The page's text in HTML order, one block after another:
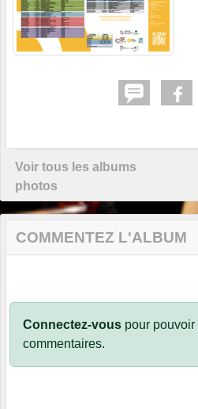
Voir tous les albums
photos
COMMENTEZ L'ALBUM
Connectez-vous pour
commentaires.